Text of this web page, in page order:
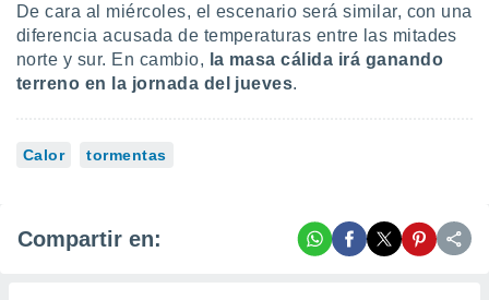
De cara al miércoles, el escenario será similar, con una
diferencia acusada de temperaturas entre las mitades
norte y sur. En cambio, la masa cálida irá ganando
terreno en la jornada del jueves.
Calor tormentas
Compartir en: